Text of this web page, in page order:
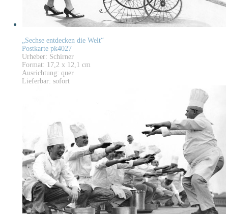
„Sechse entdecken die Welt“
Postkarte pk4027
Urheber: Schirner
Format: 17,2 x 12,1 cm
Ausrichtung: quer
Lieferbar: sofort